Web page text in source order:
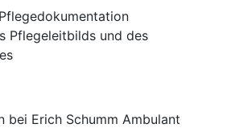
Pflegeleitbilds und des
bei Erich Schumm Ambulant